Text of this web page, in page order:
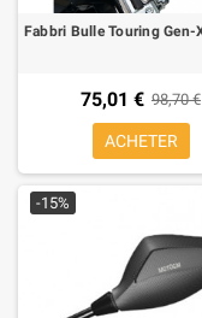
75,01 € 98,70 €
ACHETER
-15%